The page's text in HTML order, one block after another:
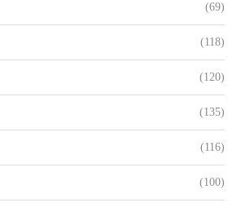
(69)
(118)
(120)
(135)
(116)
(100)